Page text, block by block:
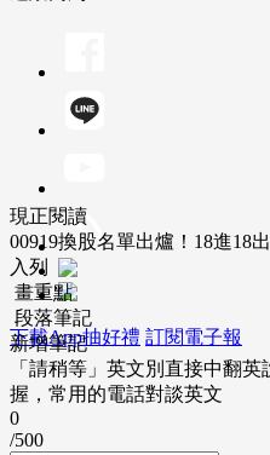
下載App抽好禮 訂閱電子報
現正閱讀
00919換股名單出爐！18進18
入列
畫重點
段落筆記
新增筆記
「請稍等」英文別直接中翻英
握，常用的電話對談英文
0
/500